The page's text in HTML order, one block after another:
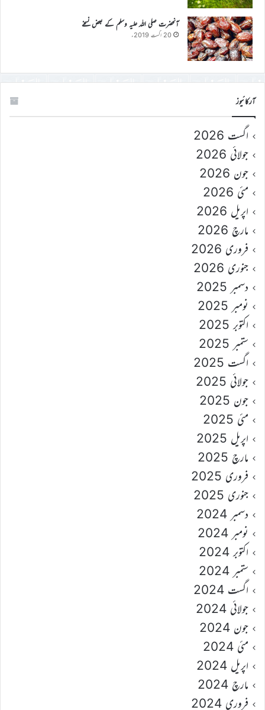
آنحضرت صلی اللہ علیہ وسلم کے بعض نسخے
20 اگست 2019ء
آرکائیوز
اگست 2026
جولائی 2026
جون 2026
مئی 2026
اپریل 2026
مارچ 2026
فروری 2026
جنوری 2026
دسمبر 2025
نومبر 2025
اکتوبر 2025
ستمبر 2025
اگست 2025
جولائی 2025
جون 2025
مئی 2025
اپریل 2025
مارچ 2025
فروری 2025
جنوری 2025
دسمبر 2024
نومبر 2024
اکتوبر 2024
ستمبر 2024
اگست 2024
جولائی 2024
جون 2024
مئی 2024
اپریل 2024
مارچ 2024
فروری 2024